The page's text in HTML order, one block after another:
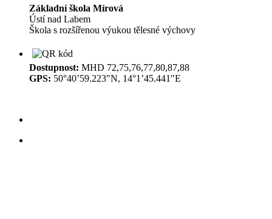
Základní škola Mírová
Ústí nad Labem
Škola s rozšířenou výukou tělesné výchovy
Dostupnost: MHD 72,75,76,77,80,87,88
GPS: 50°40’59.223″N, 14°1’45.441″E